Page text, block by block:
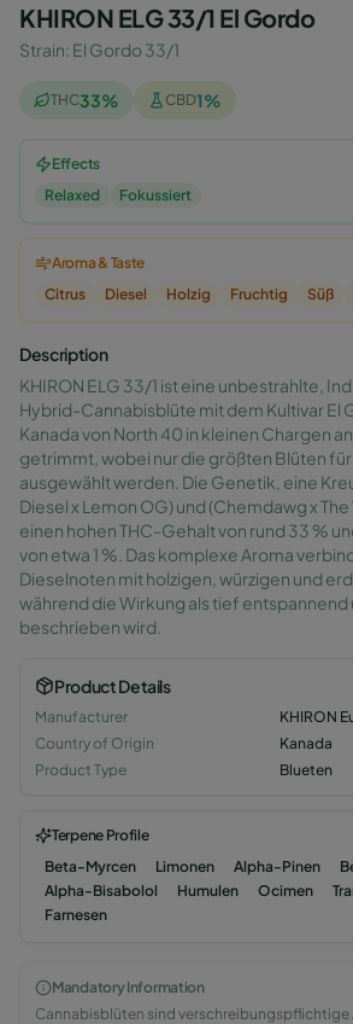
KHIRON ELG 33/1 El Gordo
Strain: El Gordo 33/1
THC33% CBD1%
Effects
Relaxed
Fokussiert
Aroma & Taste
Citrus
Diesel Holzig Fruchtig Süß
Description
KHIRON ELG 33/1 ist eine unbestrahlte,
Hybrid-Cannabisblüte mit dem Kultivar El
Kanada von North 40 in kleinen Chargen
getrimmt, wobei nur die größten Blüten
ausgewählt werden. Die Genetik, eine
Diesel x Lemon OG) und (Chemdawg x
einen hohen THC-Gehalt von rund 33 %
von etwa 1 %. Das komplexe Aroma
Dieselnoten mit holzigen, würzigen und
während die Wirkung als tief
beschrieben wird.
Product Details
Manufacturer
KHIRON
Country of Origin
Kanada
Product Type
Blueten
Terpene Profile
Beta-Myrcen
Limonen Alpha-Pinen
Alpha-Bisabolol
Humulen Ocimen
Farnesen
Mandatory Information
Cannabisblüten sind